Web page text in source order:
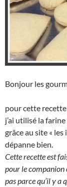
Bonjour les
pour cette
j’ai utilisé la
grâce au site « les
dépanne bien.
Cette recette est
pour le companion
pas parce qu’il y a